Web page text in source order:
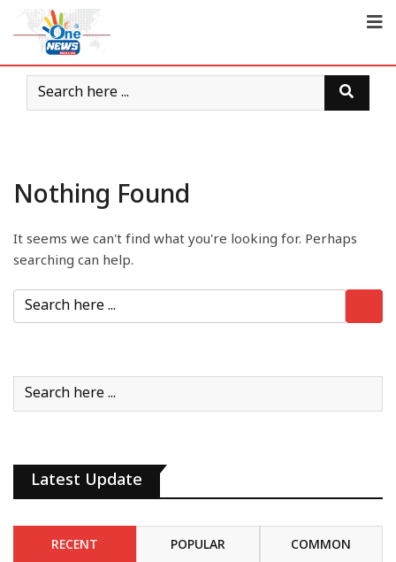
Nothing Found
It seems we can't find what you're looking for. Perhaps
searching can help.
Latest Update
RECENT POPULAR COMMON